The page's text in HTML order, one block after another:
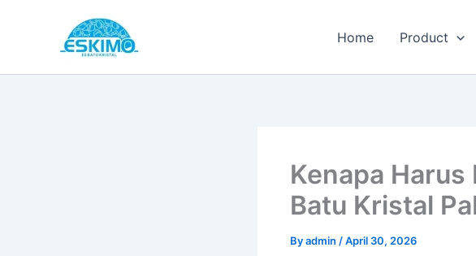
Home Product
Kenapa
Batu Kristal
Byadmin /April 30, 2026